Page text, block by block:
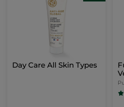
Day Care All Skin Types